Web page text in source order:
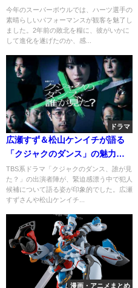
今年のスーパーボウルでは、ハーツ選手の
素晴らしいパフォーマンスが観客を魅了し
ました。2年前の敗北を糧に、彼がいかに
して進化を遂げたのか、感...
ドラマ
広瀬すず＆松山ケンイチが語る
「クジャクのダンス」の魅力と
は？
TBS系ドラマ「クジャクのダンス、誰が見
た？」の出演者陣が、緊迫感漂う中で犯人
候補について語る姿が印象的でした。広瀬
すずさんや松山ケンイチ...
漫画・アニメまとめ